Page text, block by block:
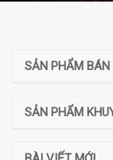
SẢN PHẨM BÁN
SẢN PHẨM